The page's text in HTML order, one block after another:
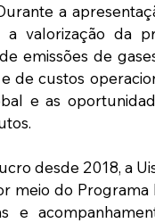
a
a valorização da
emissões de
de custos
e as
desde 2018, a
meio do Programa
e